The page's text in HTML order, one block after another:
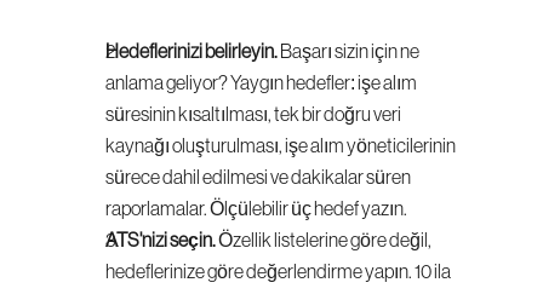
Hedeflerinizi belirleyin. Başarı sizin için ne
anlama geliyor? Yaygın hedefler: işe alım
süresinin kısaltılması, tek bir doğru veri
kaynağı oluşturulması, işe alım yöneticilerinin
sürece dahil edilmesi ve dakikalar süren
raporlamalar. Ölçülebilir üç hedef yazın.
ATS'nizi seçin. Özellik listelerine göre değil,
hedeflerinize göre değerlendirme yapın. 10 ila